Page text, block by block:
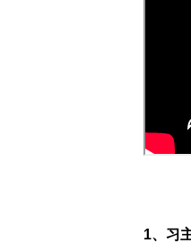
1、习